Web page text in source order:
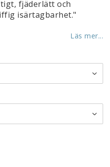
fjäderlätt och
isärtagbarhet."
Läs mer...